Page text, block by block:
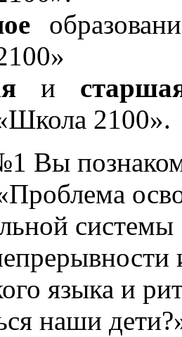
и
2100».
Вы
языка и
наши